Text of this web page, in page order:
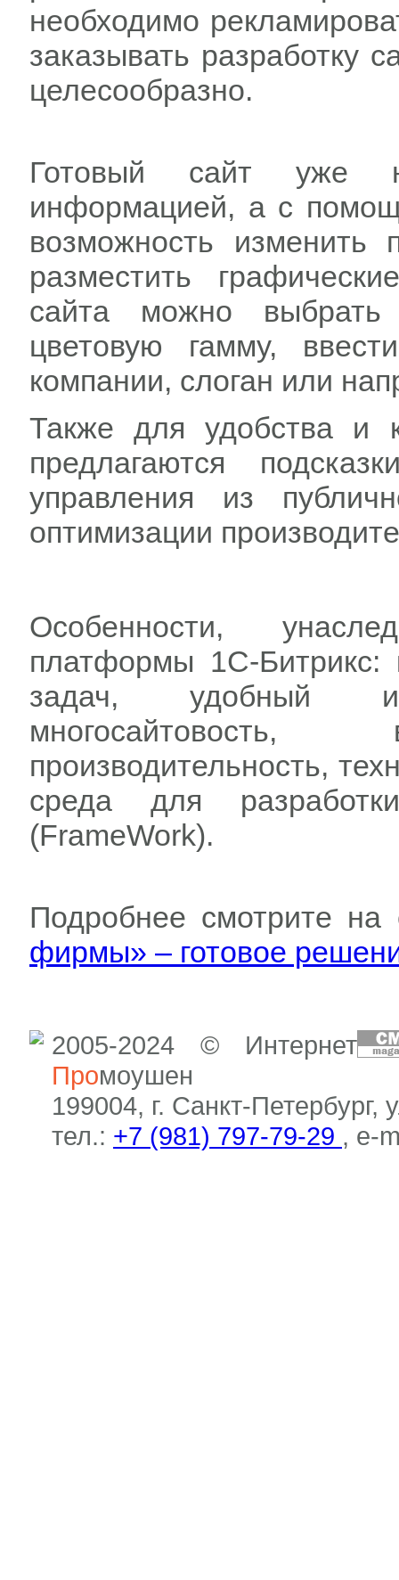
необходимо
заказывать разработку
целесообразно.
Готовый сайт уже
информацией, а с
возможность
разместить
сайта можно
цветовую гамму,
компании, слоган или
Также для удобства и
предлагаются
управления из
оптимизации
Особенности,
платформы 1C-Битрикс:
задач, удобный
многосайтовость,
производительность,
среда для
(FrameWork).
Подробнее смотрите
фирмы» – готовое
2005-2024 © Интернет
Промоушен
199004, г. Санкт-Петербург,
тел.: +7 (981) 797-79-29 , e-